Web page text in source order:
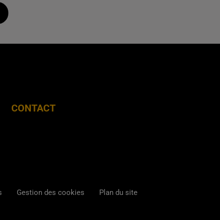
CONTACT
Gestion des cookies Plan du site